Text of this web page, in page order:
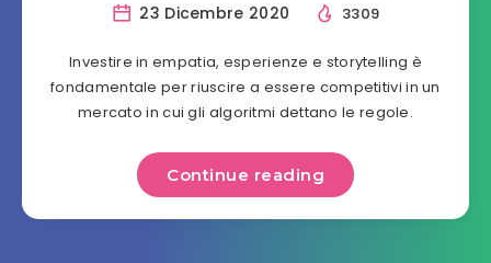
23 Dicembre 2020
3309
Investire in empatia, esperienze e storytelling è
fondamentale per riuscire a essere competitivi in un
mercato in cui gli algoritmi dettano le regole.
Continue reading